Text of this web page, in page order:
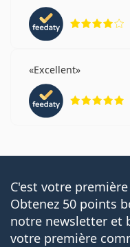
Excellent
C'est votre
Obtenez 50 points
notre newsletter et
votre première